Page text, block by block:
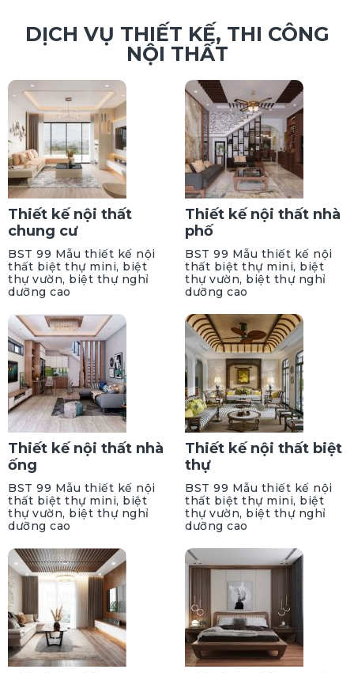
DỊCH VỤ THIẾT KẾ, THI CÔNG
NỘI THẤT
Thiết kế nội thất
chung cư
BST 99 Mẫu thiết kế nội
thất biệt thự mini, biệt
thự vườn, biệt thự nghỉ
dưỡng cao
Thiết kế nội thất nhà
phố
BST 99 Mẫu thiết kế nội
thất biệt thự mini, biệt
thự vườn, biệt thự nghỉ
dưỡng cao
Thiết kế nội thất nhà
ống
BST 99 Mẫu thiết kế nội
thất biệt thự mini, biệt
thự vườn, biệt thự nghỉ
dưỡng cao
Thiết kế nội thất biệt
thự
BST 99 Mẫu thiết kế nội
thất biệt thự mini, biệt
thự vườn, biệt thự nghỉ
dưỡng cao